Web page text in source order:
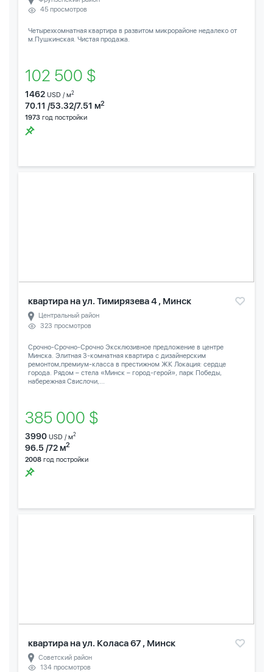
45 просмотров
Четырехкомнатная квартира в развитом микрорайоне недалеко от
м.Пушкинская. Чистая продажа.
102 500 $
1462 USD / м2
70.11 /53.32/7.51 м2
1973 год постройки
квартира на ул. Тимирязева 4 , Минск
Центральный район
323 просмотров
Срочно-Срочно-Срочно Эксклюзивное предложение в центре
Минска. Элитная 3-комнатная квартира с дизайнерским
ремонтом,премиум-класса в престижном ЖК Локация: сердце
города. Рядом – стела «Минск – город-герой», парк Победы,
набережная Свислочи,...
385 000 $
3990 USD / м2
96.5 /72 м2
2008 год постройки
квартира на ул. Коласа 67 , Минск
Советский район
134 просмотров